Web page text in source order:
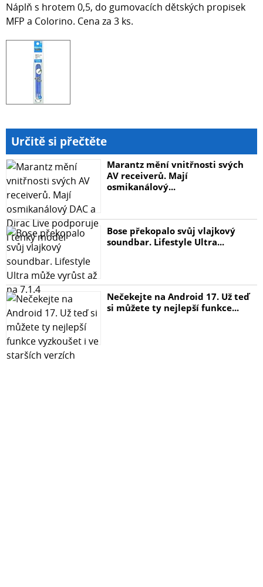
Náplň s hrotem 0,5, do gumovacích dětských propisek
MFP a Colorino. Cena za 3 ks.
Určitě si přečtěte
Marantz mění vnitřnosti svých
AV receiverů. Mají
osmikanálový...
Bose překopalo svůj vlajkový
soundbar. Lifestyle Ultra...
Nečekejte na Android 17. Už teď
si můžete ty nejlepší funkce...